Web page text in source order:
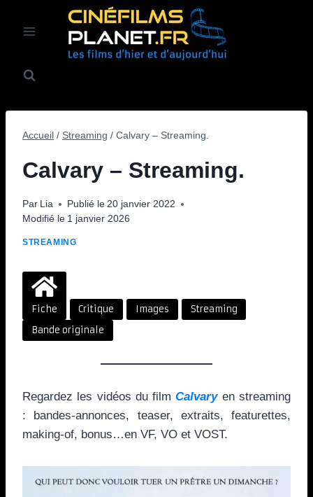
Accueil / Streaming / Calvary – Streaming.
Calvary – Streaming.
Par Lia Publié le 20 janvier 2022
Modifié le 1 janvier 2026
STREAMING
Fiche Critique Images
Streaming
Bande originale
Regardez les vidéos du filmCalvary en streaming
: bandes-annonces, teaser, extraits, featurettes,
making-of, bonus…en VF, VO et VOST.